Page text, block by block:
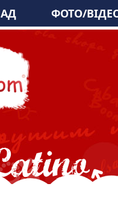
ФОТО/